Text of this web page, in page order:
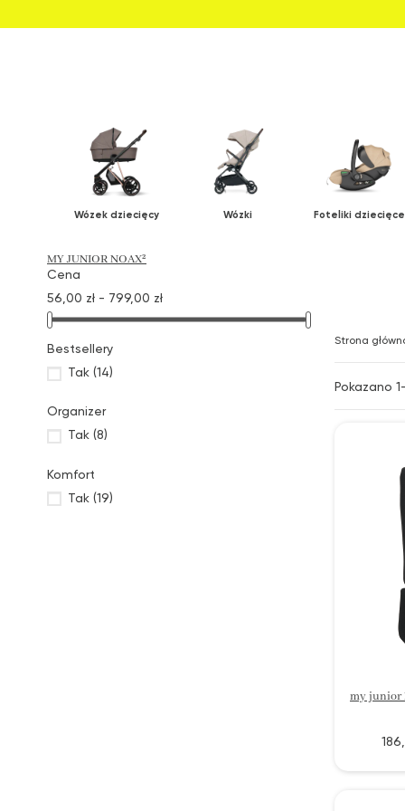
Wózek dziecięcy Wózki Foteliki dziecięce
MY JUNIOR NOAX²
Cena
56,00 zł - 799,00 zł
Bestsellery
Tak (14)
Organizer
Tak (8)
Komfort
Tak (19)
Strona
Pokazano